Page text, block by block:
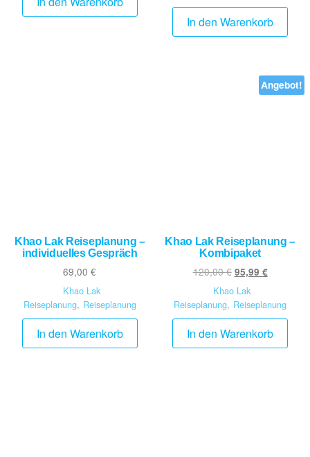
In den Warenkorb
Khao Lak Reiseplanung –
individuelles Gespräch
69,00€
Khao Lak
Reiseplanung, Reiseplanung
In den Warenkorb
Angebot!
Khao Lak Reiseplanung –
Kombipaket
120,00€ 95,99 €
Khao Lak
Reiseplanung, Reiseplanung
In den Warenkorb